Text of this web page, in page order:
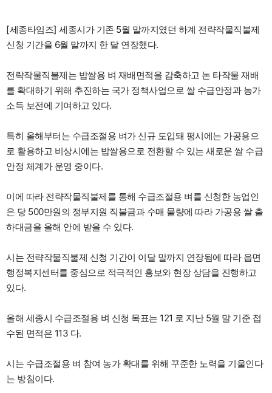
[세종타임즈] 세종시가 기존 5월 말까지였던 하계 전략작물직불제
신청 기간을 6월 말까지 한 달 연장했다.
전략작물직불제는 밥쌀용 벼 재배면적을 감축하고 논 타작물 재배
를 확대하기 위해 추진하는 국가 정책사업으로 쌀 수급안정과 농가
소득 보전에 기여하고 있다.
특히 올해부터는 수급조절용 벼가 신규 도입돼 평시에는 가공용으
로 활용하고 비상시에는 밥쌀용으로 전환할 수 있는 새로운 쌀 수급
안정 체계가 운영 중이다.
이에 따라 전략작물직불제를 통해 수급조절용 벼를 신청한 농업인
은 당 500만원의 정부지원 직불금과 수매 물량에 따라 가공용 쌀 출
하대금을 올해 안에 받을 수 있다.
시는 전략작물직불제 신청 기간이 이달 말까지 연장됨에 따라 읍면
행정복지센터를 중심으로 적극적인 홍보와 현장 상담을 진행하고
있다.
올해 세종시 수급조절용 벼 신청 목표는 121 로 지난 5월 말 기준 접
수된 면적은 113 다.
시는 수급조절용 벼 참여 농가 확대를 위해 꾸준한 노력을 기울인다
는 방침이다.